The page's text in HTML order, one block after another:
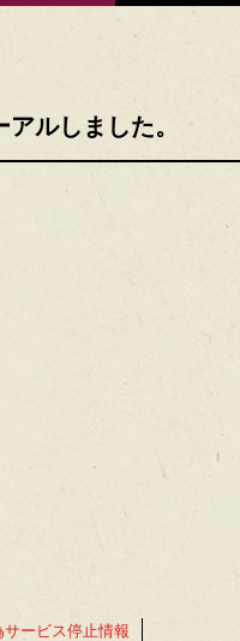
ルしました。
ービス停止情報